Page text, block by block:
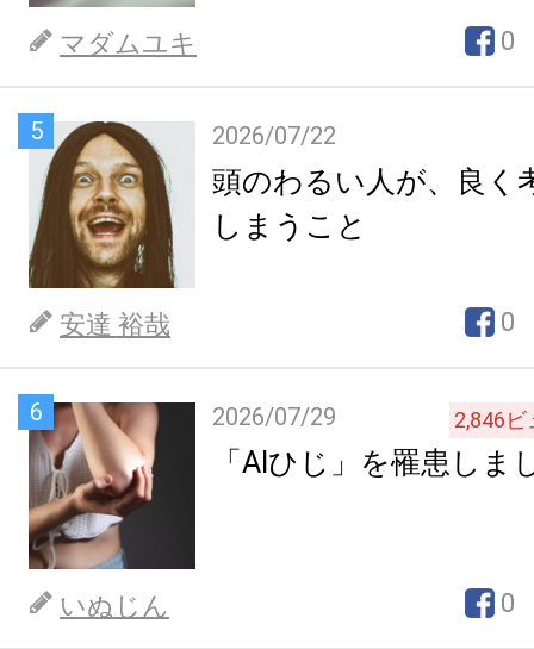
マダムユキ 0
5 2026/07/22
頭のわるい人が、良く
しまうこと
安達 裕哉 0
6 2026/07/29 2,846ビ
「AIひじ」を罹患しま
いぬじん 0